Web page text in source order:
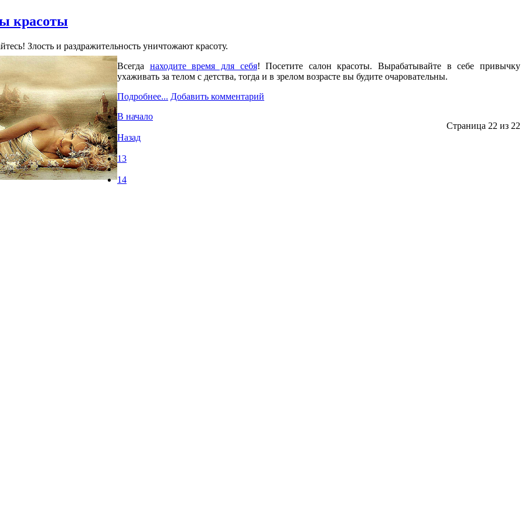
красоты
Злость и раздражительность уничтожают красоту.
Всегда находите время для себя! Посетите салон красоты. Вырабатывайте в себе привычку
ухаживать за телом с детства, тогда и в зрелом возрасте вы будите очаровательны.
Подробнее... Добавить комментарий
Страница 22 из 22
В начало
Назад
13
14